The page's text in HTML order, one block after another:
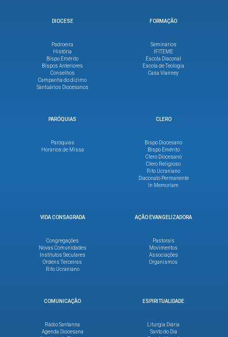
DIOCESE
Padroeira
História
Bispo Emérito
Bispos Anteriores
Conselhos
Campanha do dízimo
Santuários Diocesanos
FORMAÇÃO
Seminários
IFITEME
Escola Diaconal
Escola de Teologia
Casa Vianney
PARÓQUIAS
Paróquias
Horários de Missa
CLERO
Bispo Diocesano
Bispo Emérito
Clero Diocesano
Clero Religioso
Rito Ucraniano
Diaconato Permanente
In Memoriam
VIDA CONSAGRADA
Congregações
Novas Comunidades
Institutos Seculares
Ordens Terceiras
Rito Ucraniano
AÇÃO EVANGELIZADORA
Pastorais
Movimentos
Associações
Organismos
COMUNICAÇÃO
Rádio Santanna
Agenda Diocesana
ESPIRITUALIDADE
Liturgia Diária
Santo do Dia